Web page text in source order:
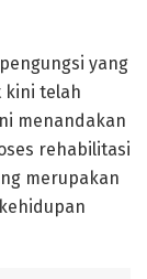
yang
kini telah
menandakan
rehabilitasi
merupakan